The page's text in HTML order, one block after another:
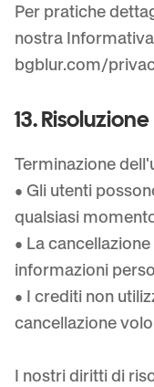
Per pratiche
nostra
bgblur.com/
13. Risoluzione
Terminazione
• Gli utenti
qualsiasi
• La
informazioni
• I crediti non
cancellazione
I nostri diritti di